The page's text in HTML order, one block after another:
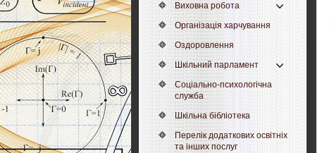
Виховна робота
Організація харчування
Оздоровлення
Шкільний парламент
Соціально-психологічна
служба
Шкільна бібліотека
Перелік додаткових освітніх
та інших послуг